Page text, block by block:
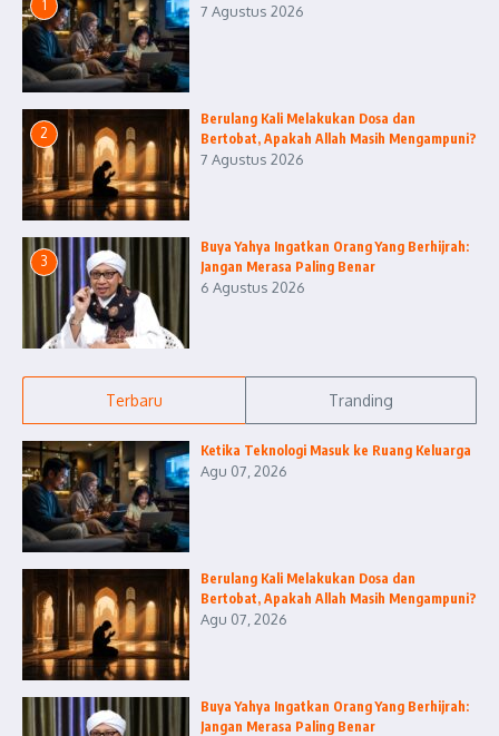
1 7 Agustus 2026
2
Berulang Kali Melakukan Dosa dan
Bertobat, Apakah Allah Masih Mengampuni?
7 Agustus 2026
3
Buya Yahya Ingatkan Orang Yang Berhijrah:
Jangan Merasa Paling Benar
6 Agustus 2026
Terbaru Tranding
Ketika Teknologi Masuk ke Ruang Keluarga
Agu 07, 2026
Berulang Kali Melakukan Dosa dan
Bertobat, Apakah Allah Masih Mengampuni?
Agu 07, 2026
Buya Yahya Ingatkan Orang Yang Berhijrah:
Jangan Merasa Paling Benar